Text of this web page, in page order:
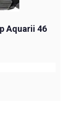
Aquarii 46